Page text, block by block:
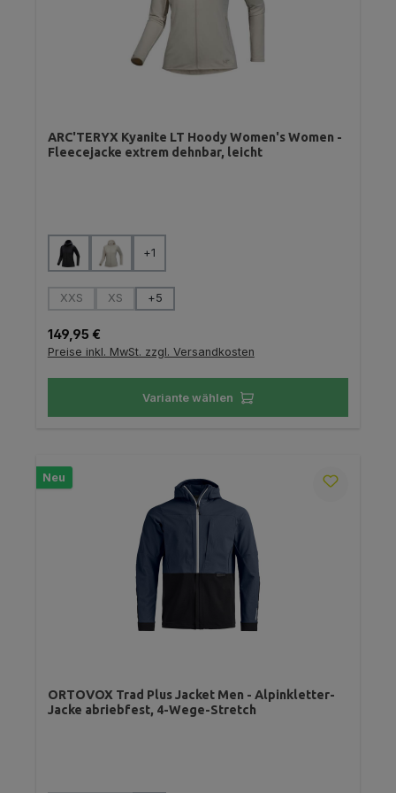
ARC'TERYX Kyanite LT Hoody Women's Women -
Fleecejacke extrem dehnbar, leicht
Farbe auswählen
+1
Größe auswählen
XXS
(Diese Option ist zurzeit nicht verfügbar.)
XS
(Diese Option ist zurzeit nicht verfügbar.)
+5
Regulärer Preis:
149,95 €
Preise inkl. MwSt. zzgl. Versandkosten
Variante wählen
Neu
ORTOVOX Trad Plus Jacket Men - Alpinkletter-
Jacke abriebfest, 4-Wege-Stretch